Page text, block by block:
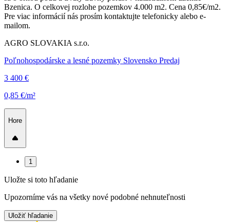
Bzenica. O celkovej rozlohe pozemkov 4.000 m2. Cena 0,85€/m2.
Pre viac informácií nás prosím kontaktujte telefonicky alebo e-
mailom.
AGRO SLOVAKIA s.r.o.
Poľnohospodárske a lesné pozemky Slovensko Predaj
3 400 €
0,85 €/m²
Hore
1
Uložte si toto hľadanie
Upozorníme vás na všetky nové podobné nehnuteľnosti
Uložiť hľadanie